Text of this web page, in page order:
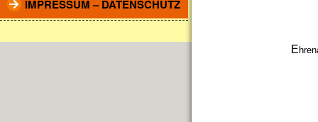
IMPRESSUM – DATENSCHUTZ
E